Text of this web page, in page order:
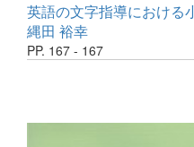
英語の文字指導における
縄田 裕幸
PP. 167 - 167